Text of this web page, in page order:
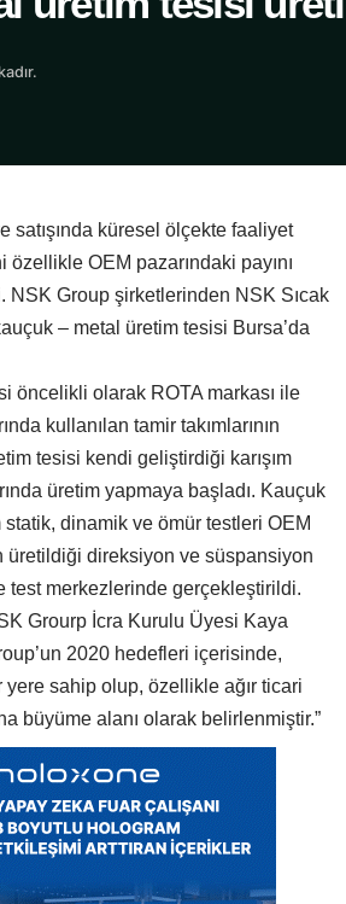
satışında küresel ölçekte faaliyet
OEM pazarındaki payını
NSK Group şirketlerinden NSK Sıcak
– metal üretim tesisi Bursa’da
öncelikli olarak ROTA markası ile
kullanılan tamir takımlarının
tesisi kendi geliştirdiği karışım
üretim yapmaya başladı. Kauçuk
dinamik ve ömür testleri OEM
üretildiği direksiyon ve süspansiyon
test merkezlerinde gerçekleştirildi.
Grourp İcra Kurulu Üyesi Kaya
2020 hedefleri içerisinde,
sahip olup, özellikle ağır ticari
büyüme alanı olarak belirlenmiştir.”